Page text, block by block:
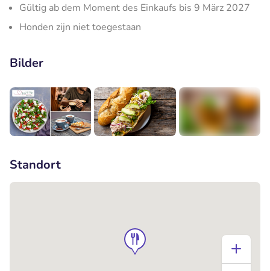
Gültig ab dem Moment des Einkaufs bis 9 März 2027
Honden zijn niet toegestaan
Bilder
Standort